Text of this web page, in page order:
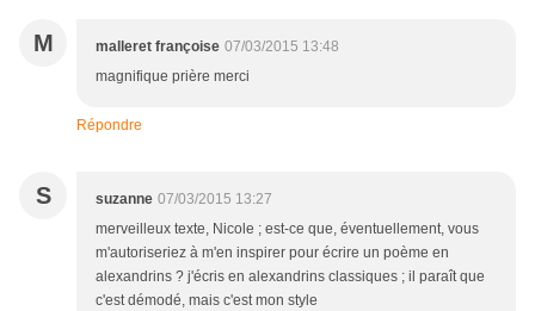
M malleret françoise 07/03/2015 13:48
magnifique prière merci
Répondre
S suzanne 07/03/2015 13:27
merveilleux texte, Nicole ; est-ce que, éventuellement, vous
m'autoriseriez à m'en inspirer pour écrire un poème en
alexandrins ? j'écris en alexandrins classiques ; il paraît que
c'est démodé, mais c'est mon style